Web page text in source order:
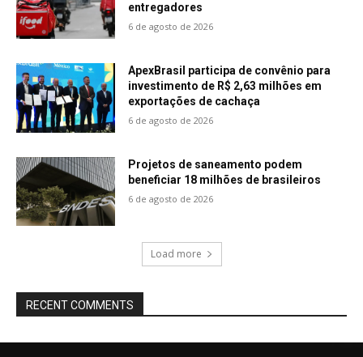
entregadores
6 de agosto de 2026
ApexBrasil participa de convênio para
investimento de R$ 2,63 milhões em
exportações de cachaça
6 de agosto de 2026
Projetos de saneamento podem
beneficiar 18 milhões de brasileiros
6 de agosto de 2026
Load more
RECENT COMMENTS